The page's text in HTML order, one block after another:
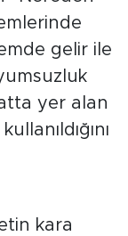
gelir ile
yer alan
kara